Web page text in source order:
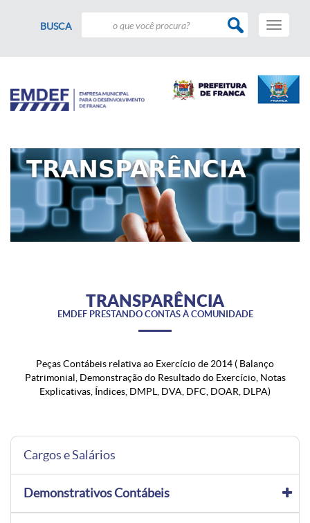
BUSCA
Toggle
TRANSPARÊNCIA
EMDEF PRESTANDO CONTAS À COMUNIDADE
Peças Contábeis relativa ao Exercício de 2014 ( Balanço
Patrimonial, Demonstração do Resultado do Exercício, Notas
Explicativas, Índices, DMPL, DVA, DFC, DOAR, DLPA)
Cargos e Salários
Demonstrativos Contábeis